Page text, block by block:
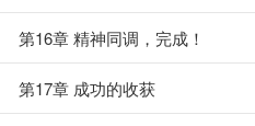
第16章 精神同调，完成！
第17章 成功的收获